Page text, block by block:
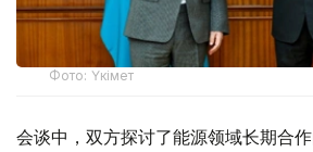
Фото: Үкімет
会谈中，双方探讨了能源领域长期合